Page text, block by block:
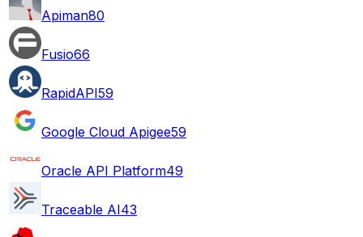
Apiman80
Fusio66
RapidAPI59
Google Cloud Apigee59
Oracle API Platform49
Traceable AI43